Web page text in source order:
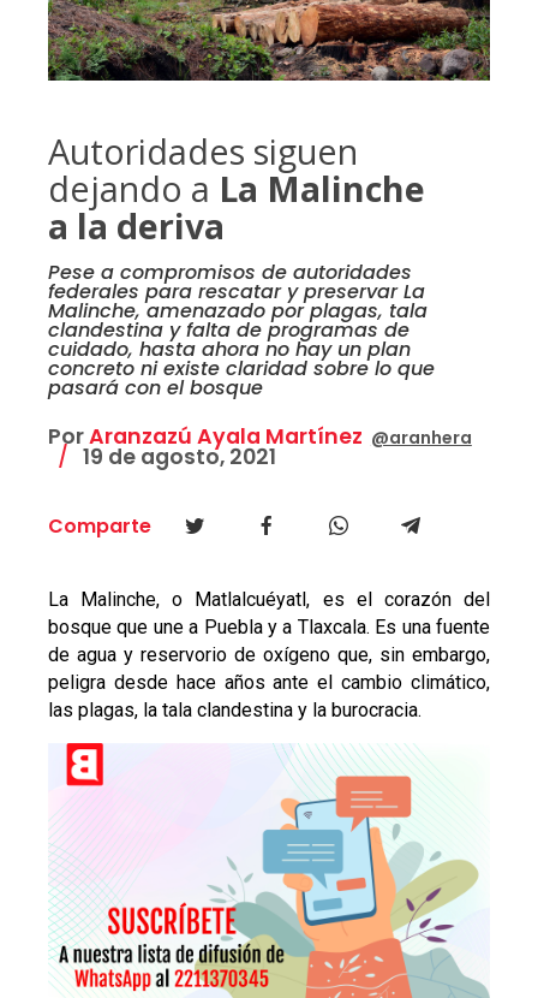
Autoridades siguen
dejando a La Malinche
a la deriva
Pese a compromisos de autoridades
federales para rescatar y preservar La
Malinche, amenazado por plagas, tala
clandestina y falta de programas de
cuidado, hasta ahora no hay un plan
concreto ni existe claridad sobre lo que
pasará con el bosque
PorAranzazú Ayala Martínez @aranhera
19 de agosto, 2021
Comparte
La Malinche, o Matlalcuéyatl, es el corazón del
bosque que une a Puebla y a Tlaxcala. Es una fuente
de agua y reservorio de oxígeno que, sin embargo,
peligra desde hace años ante el cambio climático,
las plagas, la tala clandestina y la burocracia.